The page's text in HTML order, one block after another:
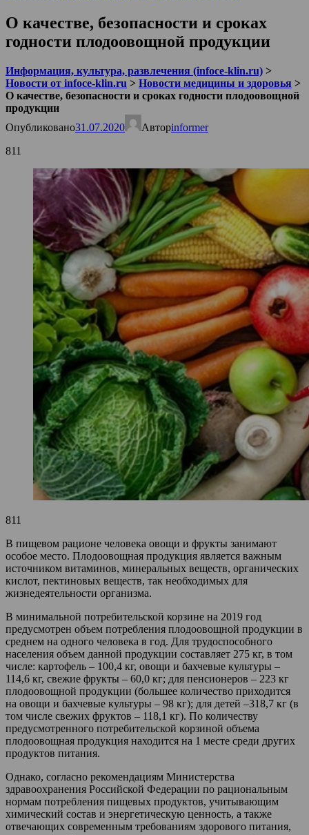
О качестве, безопасности и сроках
годности плодоовощной продукции
Информация, культура, развлечения (infoce-klin.ru) >
Новости от infoce-klin.ru > Новости медицины и здоровья >
О качестве, безопасности и сроках годности плодоовощной
продукции
Опубликовано31.07.2020 Авторinformer
811
811
В пищевом рационе человека овощи и фрукты занимают
особое место. Плодоовощная продукция является важным
источником витаминов, минеральных веществ, органических
кислот, пектиновых веществ, так необходимых для
жизнедеятельности организма.
В минимальной потребительской корзине на 2019 год
предусмотрен объем потребления плодоовощной продукции в
среднем на одного человека в год. Для трудоспособного
населения объем данной продукции составляет 275 кг, в том
числе: картофель – 100,4 кг, овощи и бахчевые культуры –
114,6 кг, свежие фрукты – 60,0 кг; для пенсионеров – 223 кг
плодоовощной продукции (большее количество приходится
на овощи и бахчевые культуры – 98 кг); для детей –318,7 кг (в
том числе свежих фруктов – 118,1 кг). По количеству
предусмотренного потребительской корзиной объема
плодоовощная продукция находится на 1 месте среди других
продуктов питания.
Однако, согласно рекомендациям Министерства
здравоохранения Российской Федерации по рациональным
нормам потребления пищевых продуктов, учитывающим
химический состав и энергетическую ценность, а также
отвечающих современным требованиям здорового питания,